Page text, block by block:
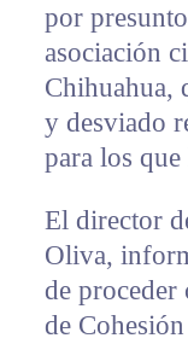
por
asociación
Chihuahua,
y desviado
para los
El director
Oliva,
de proceder
de